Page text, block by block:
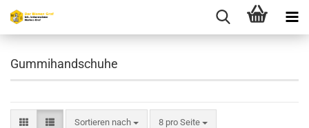
Gummihandschuhe
Sortieren nach
Sortieren nach 8 pro Seite
pro Seite